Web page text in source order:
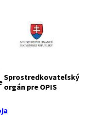
Sprostredkovateľský
orgán pre OPIS